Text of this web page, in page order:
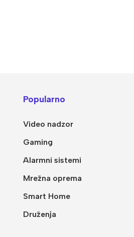
Popularno
Video nadzor
Gaming
Alarmni sistemi
Mrežna oprema
Smart Home
Druženja